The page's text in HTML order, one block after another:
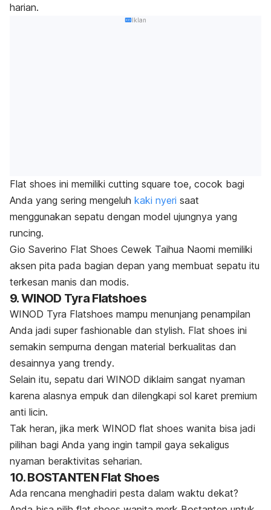
harian.
Iklan
Flat shoes ini memiliki cutting square toe, cocok bagi
Anda yang sering mengeluh kaki nyeri saat
menggunakan sepatu dengan model ujungnya yang
runcing.
Gio Saverino Flat Shoes Cewek Taihua Naomi memiliki
aksen pita pada bagian depan yang membuat sepatu itu
terkesan manis dan modis.
9. WINOD Tyra Flatshoes
WINOD Tyra Flatshoes mampu menunjang penampilan
Anda jadi super fashionable dan stylish. Flat shoes ini
semakin sempurna dengan material berkualitas dan
desainnya yang trendy.
Selain itu, sepatu dari WINOD diklaim sangat nyaman
karena alasnya empuk dan dilengkapi sol karet premium
anti licin.
Tak heran, jika merk WINOD flat shoes wanita bisa jadi
pilihan bagi Anda yang ingin tampil gaya sekaligus
nyaman beraktivitas seharian.
10. BOSTANTEN Flat Shoes
Ada rencana menghadiri pesta dalam waktu dekat?